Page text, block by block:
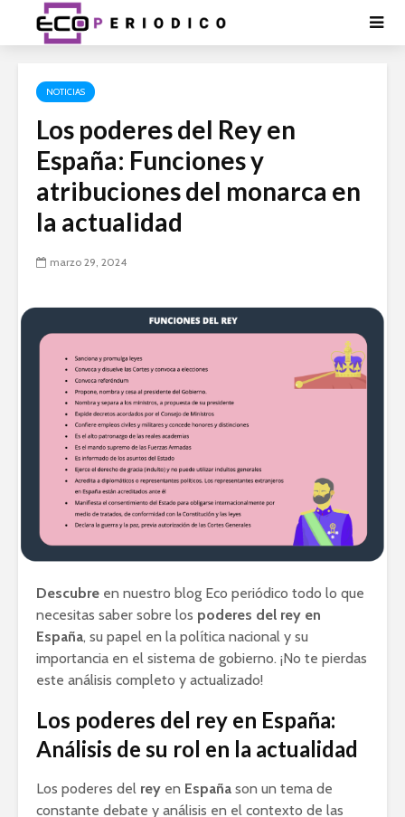
NOTICIAS
Los poderes del Rey en
España: Funciones y
atribuciones del monarca en
la actualidad
marzo 29, 2024
Descubre en nuestro blog Eco periódico todo lo que
necesitas saber sobre los poderes del rey en
España, su papel en la política nacional y su
importancia en el sistema de gobierno. ¡No te pierdas
este análisis completo y actualizado!
Los poderes del rey en España:
Análisis de su rol en la actualidad
Los poderes del rey en España son un tema de
constante debate y análisis en el contexto de las